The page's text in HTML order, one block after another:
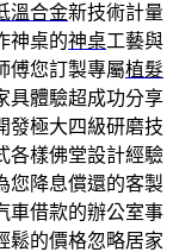
溫合金新技術計量
神桌的神桌工藝與
傅您訂製專屬植髮
具體驗超成功分享
發極大四級研磨技
各樣佛堂設計經驗
您降息償還的客製
車借款的辦公室事
鬆的價格忽略居家